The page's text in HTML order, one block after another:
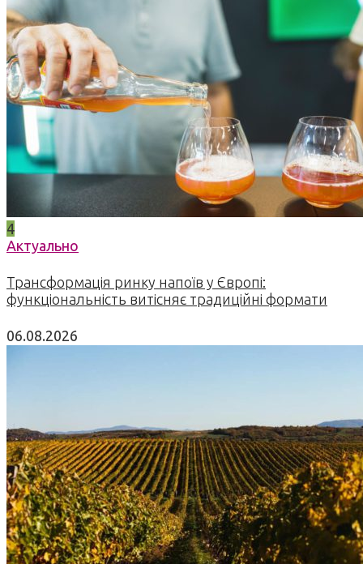
4
Актуально
Трансформація ринку напоїв у Європі:
функціональність витісняє традиційні формати
06.08.2026